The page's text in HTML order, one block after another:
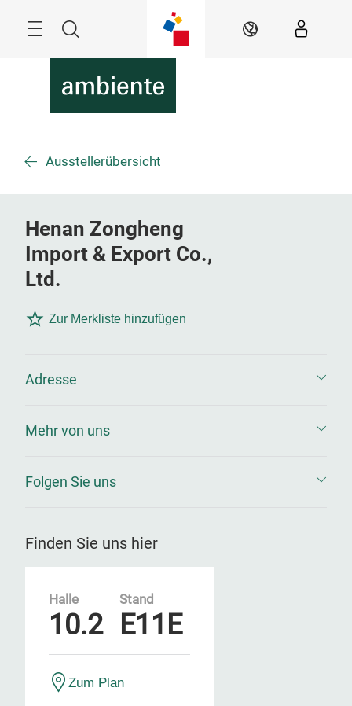
Suche DE
Ausstellerübersicht
Henan Zongheng
Import & Export Co.,
Ltd.
Zur Merkliste hinzufügen
Adresse
Mehr von uns
Folgen Sie uns
Finden Sie uns hier
Halle
10.2
Stand
E11E
Zum Plan